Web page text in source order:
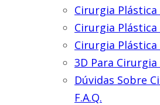
Cirurgia
Cirurgia
Cirurgia Plástica
3D Para
Dúvidas Sobre
F.A.Q.